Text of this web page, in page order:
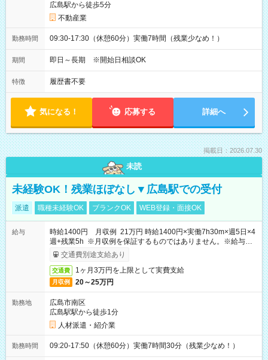
広島駅から徒歩5分
不動産業
勤務時間 09:30-17:30（休憩60分）実働7時間（残業少なめ！）
期間 即日～長期 ※開始日相談OK
特徴 履歴書不要
気になる！ 応募する 詳細へ
掲載日：2026.07.30
未読
未経験OK！残業ほぼなし▼広島駅での受付
派遣 職種未経験OK ブランクOK WEB登録・面接OK
給与
時給1400円 月収例 21万円 時給1400円×実働7h30m×週5日×4
週+残業5h ※月収例を保証するものではありません。※給与即
受取りサービス利用可（利用条件有）
交通費別途支給あり
交通費 1ヶ月3万円を上限として実費支給
月収例 20～25万円
勤務地
広島市南区
広島駅駅から徒歩1分
人材派遣・紹介業
勤務時間 09:20-17:50（休憩60分）実働7時間30分（残業少なめ！）